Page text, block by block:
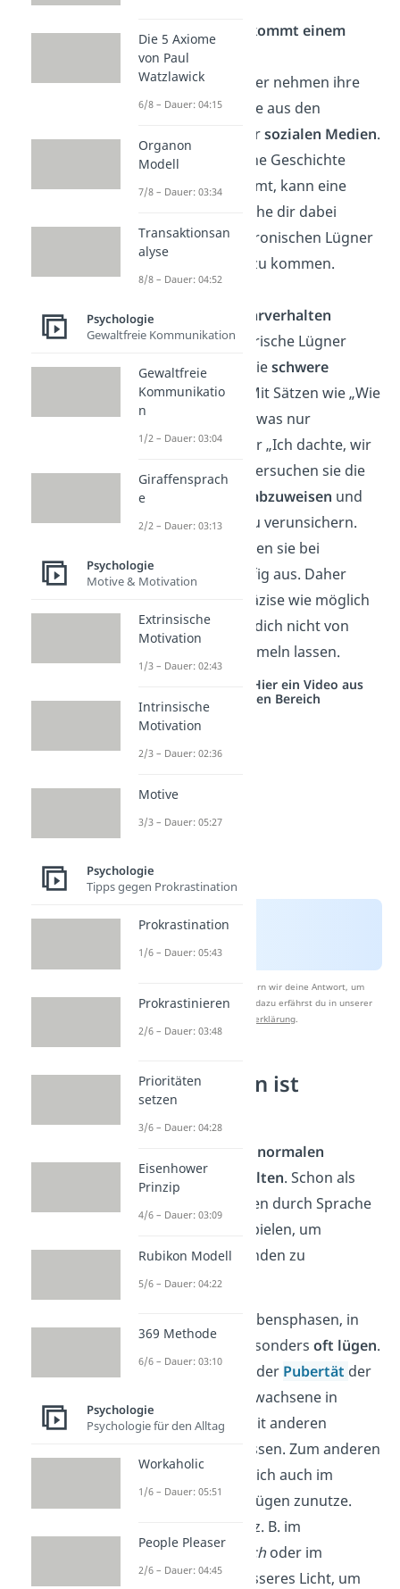
Die Geschichte kommt einem
bekannt vor
Krankhafte Lügner nehmen ihre
Inspirationgerne aus den
Nachrichten odersozialen Medien.
Wenn dir also eine Geschichte
bekannt vorkommt, kann eine
Internet-Recherche dir dabei
helfen, einem chronischen Lügner
auf die Schliche zu kommen.
Extremes Abwehrverhalten
Fühlen sich notorische Lügner
ertappt, fahren sieschwere
Geschützeauf. Mit Sätzen wie „Wie
kannst du mir sowas nur
vorwerfen?“ oder „Ich dachte, wir
sind Freunde?“ versuchen sie die
Schuld
abzuweisen und
ihr Gegenüber zu verunsichern.
weichen sie bei
Nachfragen häufig aus. Daher
solltest du so präzise wie möglich
nachfragen und dich nicht von
Sprüchen abwimmeln lassen.
Studyflix vernetzt: Hier ein Video aus
einem anderen Bereich
Nach Beantwortung speichern wir deine Antwort, um
Studyflix zu verbessern. Mehr dazu erfährst du in unserer
Datenschutzerklärung.
Wie viel Lügen ist
normal?
normalen
menschlichen Verhalten. Schon als
Kind lernen Menschen durch Sprache
mit der Realität zu spielen, um
beispielsweise jemanden zu
beeindrucken.
Außerdem gibt es Lebensphasen, in
denen Menschen besonders oft lügen.
Das ist zum einen in der Pubertät der
Fall, da sich junge Erwachsene in
diesem Alter stark mit anderen
vergleichen und messen. Zum anderen
machen Menschen sich auch im
Berufslebenkleine Lügen zunutze.
Manche stellen sich z. B. im
Vorstellungsgesprächoder im
Lebenslaufin ein besseres Licht, um
Die 5 Axiome
von Paul
Watzlawick
6/8 – Dauer: 04:15
Organon
Modell
7/8 – Dauer: 03:34
Transaktionsan
alyse
8/8 – Dauer: 04:52
Psychologie
Gewaltfreie Kommunikation
Gewaltfreie
Kommunikatio
n
1/2 – Dauer: 03:04
Giraffensprach
e
2/2 – Dauer: 03:13
Psychologie
Motive & Motivation
Extrinsische
Motivation
1/3 – Dauer: 02:43
Intrinsische
Motivation
2/3 – Dauer: 02:36
Motive
3/3 – Dauer: 05:27
Psychologie
Tipps gegen Prokrastination
Prokrastination
1/6 – Dauer: 05:43
Prokrastinieren
2/6 – Dauer: 03:48
Prioritäten
setzen
3/6 – Dauer: 04:28
Eisenhower
Prinzip
4/6 – Dauer: 03:09
Rubikon Modell
5/6 – Dauer: 04:22
369 Methode
6/6 – Dauer: 03:10
Psychologie
Psychologie für den Alltag
Workaholic
1/6 – Dauer: 05:51
People Pleaser
2/6 – Dauer: 04:45